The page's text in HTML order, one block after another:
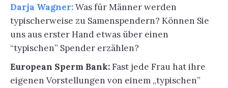
Darja Wagner:Was für Männer werden
typischerweise zu Samenspendern? Können Sie
uns aus erster Hand etwas über einen
“typischen” Spender erzählen?
European Sperm Bank:Fast jede Frau hat ihre
eigenen Vorstellungen von einem „typischen”